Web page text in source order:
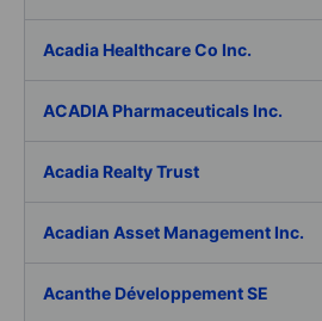
Acadia Healthcare Co Inc.
ACADIA Pharmaceuticals Inc.
Acadia Realty Trust
Acadian Asset Management Inc.
Acanthe Développement SE